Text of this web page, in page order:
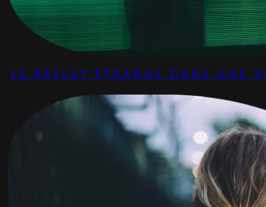
LE REFLET ÉTRANGE DANS UNE